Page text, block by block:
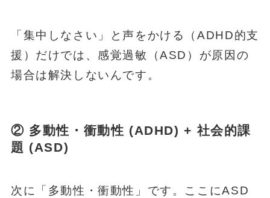
「集中しなさい」と声をかける（ADHD的支
援）だけでは、感覚過敏（ASD）が原因の
場合は解決しないんです。
② 多動性・衝動性 (ADHD) + 社会的課
題 (ASD)
次に「多動性・衝動性」です。ここにASD